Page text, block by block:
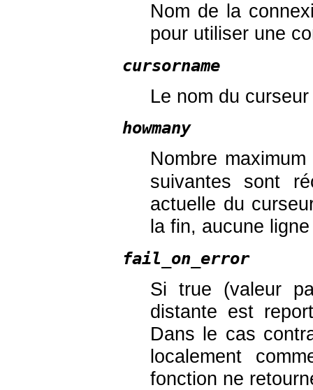
Nom de la
pour utiliser une
cursorname
Le nom du
howmany
Nombre
suivantes sont
actuelle du
la fin, aucune
fail_on_error
Si true (valeur
distante est
Dans le cas
localement
fonction ne